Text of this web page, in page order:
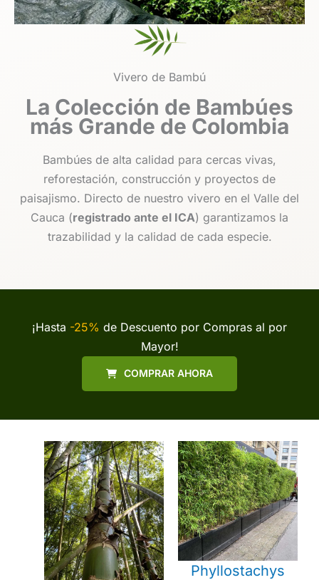
Vivero de Bambú
La Colección de Bambúes
más Grande de Colombia
Bambúes de alta calidad para cercas vivas,
reforestación, construcción y proyectos de
paisajismo. Directo de nuestro vivero en el Valle del
Cauca (registrado ante el ICA) garantizamos la
trazabilidad y la calidad de cada especie.
¡Hasta -25% de Descuento por Compras al por
Mayor!
COMPRAR AHORA
Phyllostachys